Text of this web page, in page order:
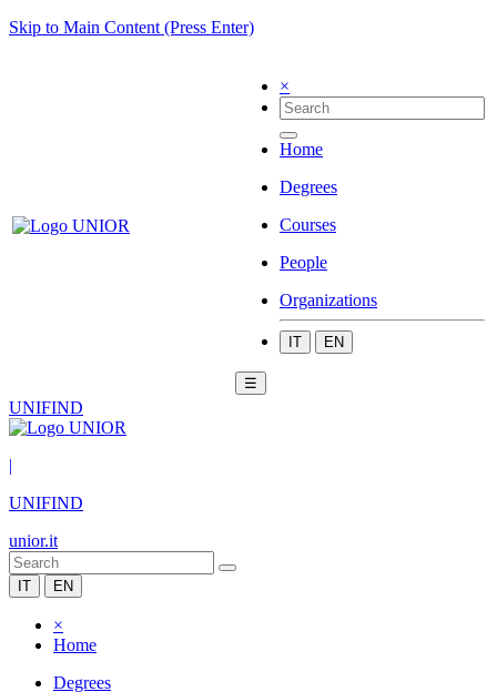
Skip to Main Content (Press Enter)
×
Home
Degrees
Courses
People
Organizations
IT EN
☰
UNIFIND
|
UNIFIND
unior.it
IT EN
×
Home
Degrees